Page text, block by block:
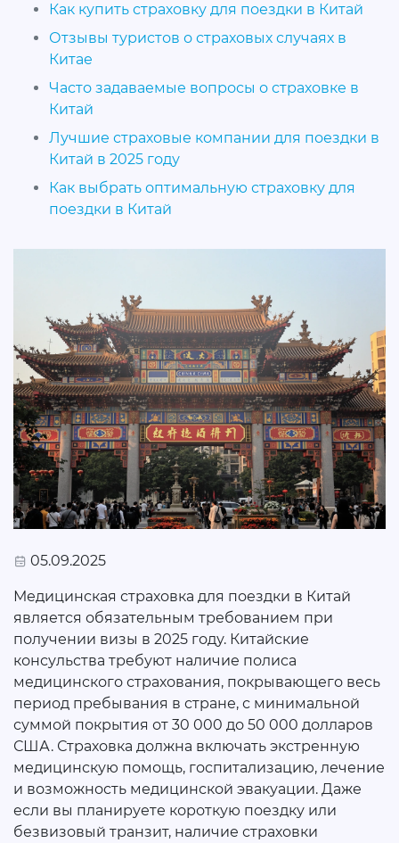
05.09.2025
Медицинская страховка для поездки в Китай
является обязательным требованием при
получении визы в 2025 году. Китайские
консульства требуют наличие полиса
медицинского страхования, покрывающего весь
период пребывания в стране, с минимальной
суммой покрытия от 30 000 до 50 000 долларов
США. Страховка должна включать экстренную
медицинскую помощь, госпитализацию, лечение
и возможность медицинской эвакуации. Даже
если вы планируете короткую поездку или
безвизовый транзит, наличие страховки
Как купить страховку для поездки в Китай
Отзывы туристов о страховых случаях в
Китае
Часто задаваемые вопросы о страховке в
Китай
Лучшие страховые компании для поездки в
Китай в 2025 году
Как выбрать оптимальную страховку для
поездки в Китай